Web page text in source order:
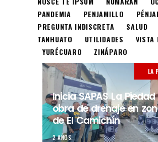
PANDEMIA
PENJAMILLO
PREGUNTA INDISCRETA
SALUD
TANHUATO
UTILIDADES
VISTA
YURÉCUARO
ZINÁPARO
LA
Inicia SAPAS La Piedad
obra de drenaje en
de El Camichín
2 AÑOS.